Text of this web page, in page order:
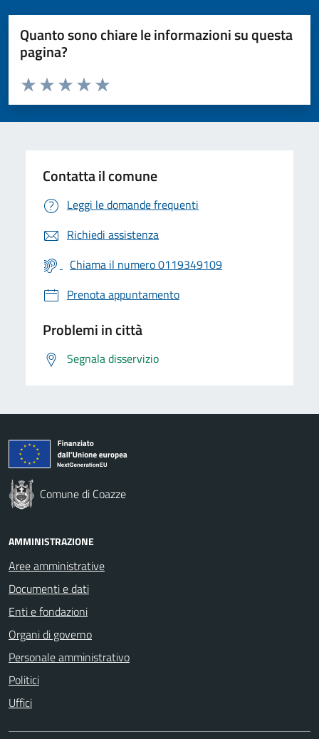
Quanto sono chiare le informazioni su questa
pagina?
Valuta da 1 a 5 stelle la pagina
Valuta 5 stelle su 5
Valuta 4 stelle su 5
Valuta 3 stelle su 5
Valuta 2 stelle su 5
Valuta 1 stelle su 5
Contatta il comune
Leggi le domande frequenti
Richiedi assistenza
Chiama il numero 0119349109
Prenota appuntamento
Problemi in città
Segnala disservizio
Comune di Coazze
AMMINISTRAZIONE
Aree amministrative
Documenti e dati
Enti e fondazioni
Organi di governo
Personale amministrativo
Politici
Uffici